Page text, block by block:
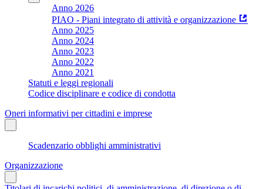
Anno 2026
PIAO - Piani integrato di attività e organizzazione
Anno 2025
Anno 2024
Anno 2023
Anno 2022
Anno 2021
Statuti e leggi regionali
Codice disciplinare e codice di condotta
Oneri informativi per cittadini e imprese
Scadenzario obblighi amministrativi
Organizzazione